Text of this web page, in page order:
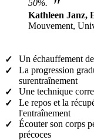
50%.
Kathleen Janz,
Mouvement,
✓
Un échauffement
✓
La progression
surentraînement
✓
Une technique
✓
Le repos et la
l'entraînement
✓
Écouter son corps
précoces